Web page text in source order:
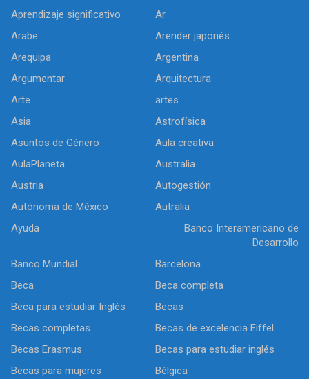
Aprendizaje significativo
Ar
Arabe
Arender japonés
Arequipa
Argentina
Argumentar
Arquitectura
Arte
artes
Asia
Astrofísica
Asuntos de Género
Aula creativa
AulaPlaneta
Australia
Austria
Autogestión
Autónoma de México
Autralia
Ayuda
Banco Interamericano de
Desarrollo
Banco Mundial
Barcelona
Beca
Beca completa
Beca para estudiar Inglés
Becas
Becas completas
Becas de excelencia Eiffel
Becas Erasmus
Becas para estudiar inglés
Becas para mujeres
Bélgica